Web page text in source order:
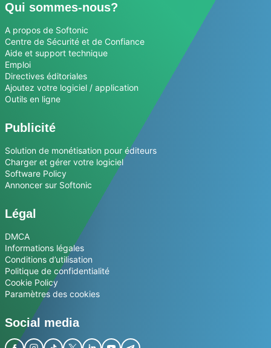
Qui sommes-nous?
A propos de Softonic
Centre de Sécurité et de Confiance
Aide et support technique
Emploi
Directives éditoriales
Ajoutez votre logiciel / application
Outils en ligne
Publicité
Solution de monétisation pour éditeurs
Charger et gérer votre logiciel
Software Policy
Annoncer sur Softonic
Légal
DMCA
Informations légales
Conditions d’utilisation
Politique de confidentialité
Cookie Policy
Paramètres des cookies
Social media